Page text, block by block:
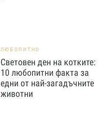
ЛЮБОПИТНО
Световен ден на котките:
10 любопитни факта за
едни от най-загадъчните
животни